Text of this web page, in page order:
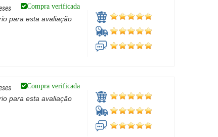
Compra verificada
para esta avaliação
Compra verificada
para esta avaliação